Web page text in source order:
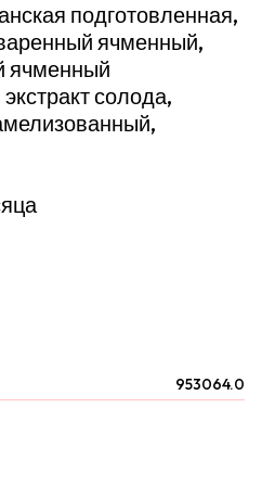
подготовленная,
ячменный,
ячменный
солода,
953064.0